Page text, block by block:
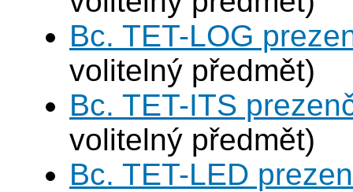
Bc. TET-LOG
volitelný předmět)
Bc. TET-ITS
volitelný předmět)
Bc. TET-LED